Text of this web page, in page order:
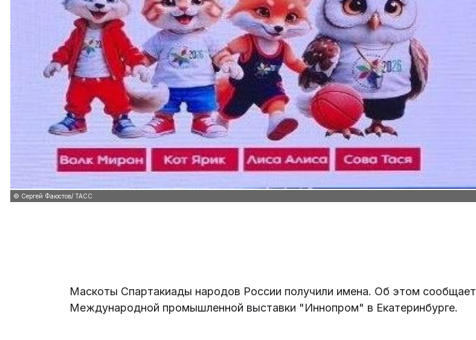
© Сергей Фаюстов/ ТАСС
Маскоты Спартакиады народов России получили имена. Об этом сообщает
Международной промышленной выставки "Иннопром" в Екатеринбурге.